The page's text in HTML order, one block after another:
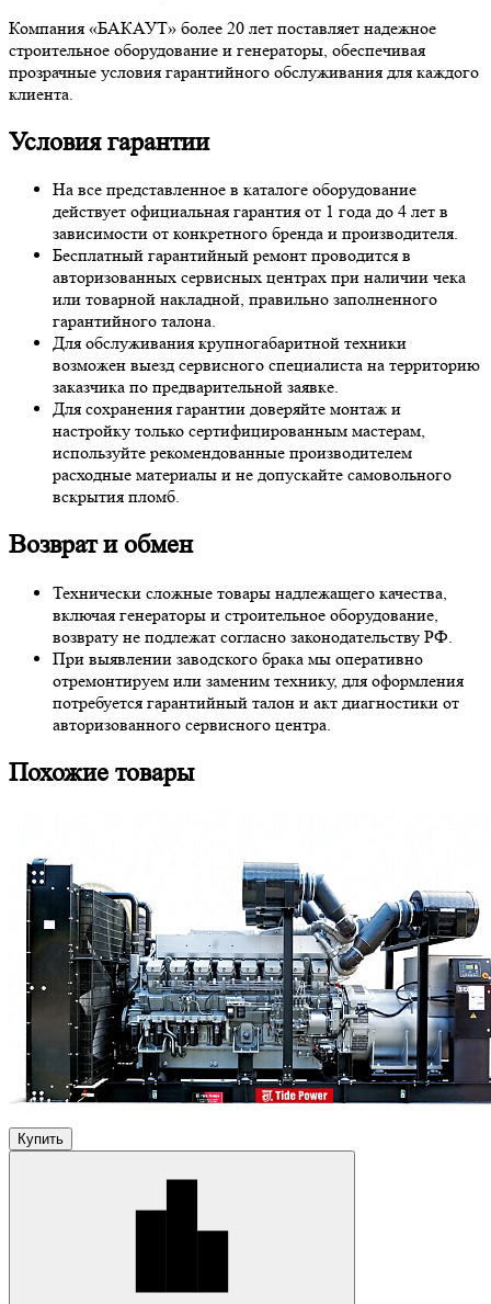
Компания «БАКАУТ» более 20 лет поставляет надежное
строительное оборудование и генераторы, обеспечивая
прозрачные условия гарантийного обслуживания для каждого
клиента.
Условия гарантии
На все представленное в каталоге оборудование
действует официальная гарантия от 1 года до 4 лет в
зависимости от конкретного бренда и производителя.
Бесплатный гарантийный ремонт проводится в
авторизованных сервисных центрах при наличии чека
или товарной накладной, правильно заполненного
гарантийного талона.
Для обслуживания крупногабаритной техники
возможен выезд сервисного специалиста на территорию
заказчика по предварительной заявке.
Для сохранения гарантии доверяйте монтаж и
настройку только сертифицированным мастерам,
используйте рекомендованные производителем
расходные материалы и не допускайте самовольного
вскрытия пломб.
Возврат и обмен
Технически сложные товары надлежащего качества,
включая генераторы и строительное оборудование,
возврату не подлежат согласно законодательству РФ.
При выявлении заводского брака мы оперативно
отремонтируем или заменим технику, для оформления
потребуется гарантийный талон и акт диагностики от
авторизованного сервисного центра.
Похожие товары
Купить